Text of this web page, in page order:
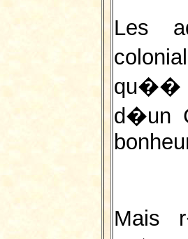
Les
qu��
d�un
Mais